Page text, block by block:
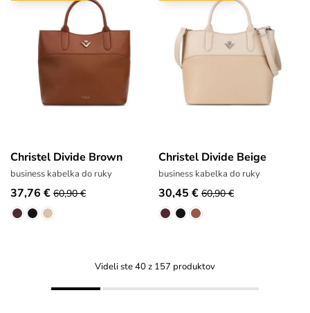
Christel Divide Brown
business kabelka do ruky
37,76 € 60,90 €
Christel Divide Beige
business kabelka do ruky
30,45 € 60,90 €
Videli ste 40 z 157 produktov